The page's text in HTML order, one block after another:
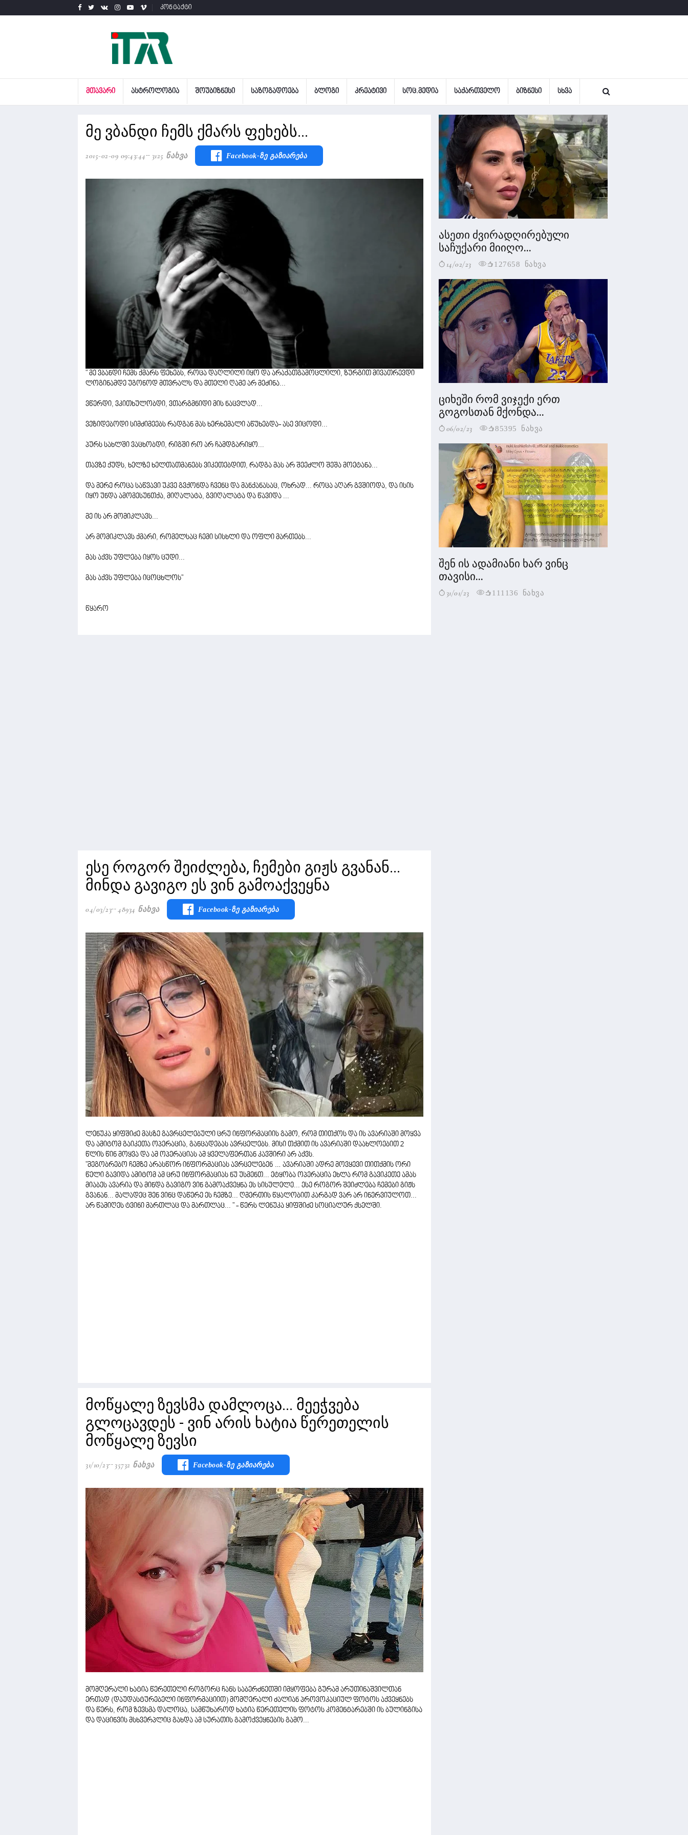
კონტაქტი
ᲛᲗᲐᲕᲐᲠᲘ ᲐᲡᲢᲠᲝᲚᲝᲒᲘᲐ ᲨᲝᲣᲑᲘᲖᲜᲔᲡᲘ ᲡᲐᲖᲝᲒᲐᲓᲝᲔᲑᲐ ᲑᲚᲝᲒᲘ ᲙᲠᲔᲐᲢᲘᲕᲘ ᲡᲝᲪ.ᲛᲔᲓᲘᲐ ᲡᲐᲥᲐᲠᲗᲕᲔᲚᲝ ᲑᲘᲖᲜᲔᲡᲘ ᲡᲮᲕᲐ
მე ვბანდი ჩემს ქმარს ფეხებს...
2015-02-09 09:43:44 3125 Ნახვა Facebook-Ზე Გაზიარება
" მე ვბანდი ჩემს ქმარს ფეხებს, როცა დაღლილი იყო და არაქათგამოცლილი, ზურგით მივათრევდი
ლოგინამდე უგონოდ მთვრალს და მთელი ღამე არ მეძინა...
ვწერდი, ვკითხულობდი, ვთარგმნიდი მის ნაცვლად...
ვეზიდებოდი სიმძიმეებს რადგან მას ხერხემალი აწუხებდა- ასე ვიცოდი...
პურს სახლში ვაცხობდი, რიგში რო არ ჩამდგარიყო...
თავზე ქუდს, ხელზე ხელთათმანებს ვიკეთებდით, რადგა მას არ შეეძლო შეშა მოეტანა...
და მერე როცა საწვავი უკვე გვქონდა ჩვენც და მანქანასაც, ოხრად... როცა აღარ გვშიოდა, და ისის
იყო უნდა ამომესუნთქა, მიღალატა, გვიღალატა და წავიდა ...
მე ის არ მომიკლავს...
არ მომიკლავს ქმარი, რომელსაც ჩემი სისხლი და ოფლი მართებს...
მას აქვს უფლება იყოს ცუდი...
მას აქვს უფლება იცოცხლოს"
წყარო
ესე როგორ შეიძლება, ჩემები გიჟს გვანან...
მინდა გავიგო ეს ვინ გამოაქვეყნა
04/03/23 48934 Ნახვა Facebook-Ზე Გაზიარება
ლენუკა ყიფშიძე მასზე გავრცელებული ცრუ ინფორმაციის გამო, რომ თითქოს და ის ავარიაში მოყვა
და ამიტომ გაიკეთა ოპერაცია, განცადებას ავრცელებს. მისი თქმით ის ავარიაში დაახლოებით 2
წლის წინ მოყვა და ამ ოპერაციას ამ ყველაფერთან კავშირი არ აქვს.
"მეგობრებო ჩემზე არასწორ ინფორმაციას ავრცელებენ … ავარიაში ადრე მოვყევი თითქმის ორი
წელი გავიდა ამიტომ ამ ცრუ ინფორმაციას ნუ უსმენთ... ეტყობა ოპერაცია ეხლა რომ გავიკეთე ამას
მიაბეს ავარია და მინდა გავიგო ვინ გამოაქვეყნა ეს სისულელე... ესე როგორ შეიძლება ჩემები გიჟს
გვანან... მალადეც შენ ვინც დაწერე ეს ჩემზე... ღმერთის წყალობით კარგად ვარ არ ინერვიულოთ...
არ წამიღეს ტვინი მართლაც და მართლაც... " - წერს ლენუკა ყიფშიძე სოციალურ ქსელში.
მოწყალე ზევსმა დამლოცა... მეეჭვება
გლოცავდეს - ვინ არის ხატია წერეთელის
მოწყალე ზევსი
31/10/23 35732 Ნახვა Facebook-Ზე Გაზიარება
მომღერალი ხატია წერეთელი როგორც ჩანს საბერძნეთში იმყოფება გურამ არუთინაშვილთან
ერთად (დაუდასტურებელი ინფორმაციით) მომღერალი ძალიან პროვოკაციულ ფოტოს აქვეყნებს
და წერს, რომ ზევსმა დალოცა, სამწუხაროდ ხატია წერეთელის ფოტოს კომენტარებში ის ბულინგისა
და დაცინვის მსხვერპლიც გახდა ამ სურათის გამოქვეყნების გამო...
ასეთი ძვირადღირებული
საჩუქარი მიიღო...
14/02/23 127658 ნახვა
ციხეში რომ ვიჯექი ერთ
გოგოსთან მქონდა...
06/02/23 85395 ნახვა
შენ ის ადამიანი ხარ ვინც
თავისი...
31/01/23 111136 ნახვა